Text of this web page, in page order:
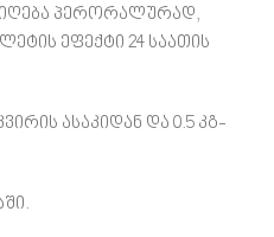
პერორალურად,
ეფექტი 24 საათის
ასაკიდან და 0.5 კგ-